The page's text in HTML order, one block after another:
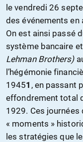
le vendredi 26
des événements en
On est ainsi passé
système bancaire
Lehman Brothers)
l’hégémonie
19451 , en passant
effondrement total
1929. Ces
« moments »
les stratégies que